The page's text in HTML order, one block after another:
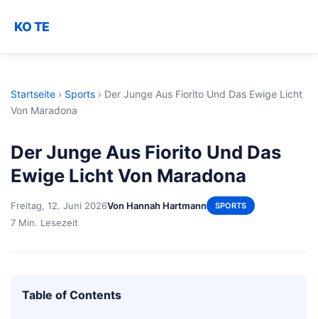
KO TE
Startseite › Sports › Der Junge Aus Fiorito Und Das Ewige Licht
Von Maradona
Der Junge Aus Fiorito Und Das
Ewige Licht Von Maradona
Freitag, 12. Juni 2026Von Hannah Hartmann SPORTS
7 Min. Lesezeit
Table of Contents